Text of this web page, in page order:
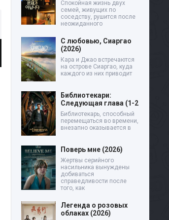
Спокойная жизнь двух
семей, живущих по
соседству, рушится после
неожиданного
С любовью, Сиаргао
(2026)
Кара и Джао встречаются
на острове Сиаргао, куда
каждого из них приводит
Библиотекари:
Следующая глава (1-2
Библиотекарь, способный
перемещаться во времени,
внезапно оказывается в
Поверь мне (2026)
Жертвы серийного
насильника вынуждены
добиваться
справедливости после
того, как
Легенда о розовых
облаках (2026)